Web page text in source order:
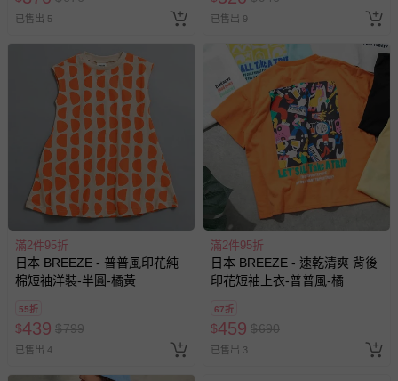
已售出 5 已售出 9
滿2件95折
日本 BREEZE - 普普風印花純
棉短袖洋裝-半圓-橘黃
55折
$439 $799
已售出 4
滿2件95折
日本 BREEZE - 速乾清爽 背後
印花短袖上衣-普普風-橘
67折
$459 $690
已售出 3